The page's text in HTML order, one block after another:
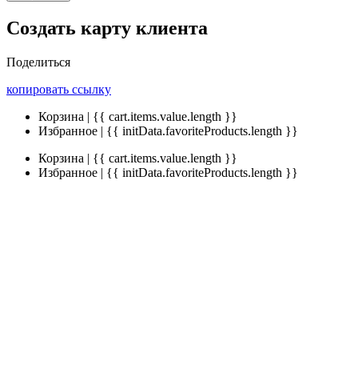
Создать карту клиента
Поделиться
копировать ссылку
Корзина | {{ cart.items.value.length }}
Избранное | {{ initData.favoriteProducts.length }}
Корзина | {{ cart.items.value.length }}
Избранное | {{ initData.favoriteProducts.length }}